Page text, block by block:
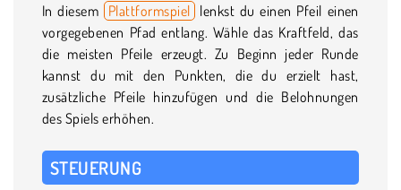
In diesem Plattformspiel lenkst du einen Pfeil einen
vorgegebenen Pfad entlang. Wähle das Kraftfeld, das
die meisten Pfeile erzeugt. Zu Beginn jeder Runde
kannst du mit den Punkten, die du erzielt hast,
zusätzliche Pfeile hinzufügen und die Belohnungen
des Spiels erhöhen.
STEUERUNG